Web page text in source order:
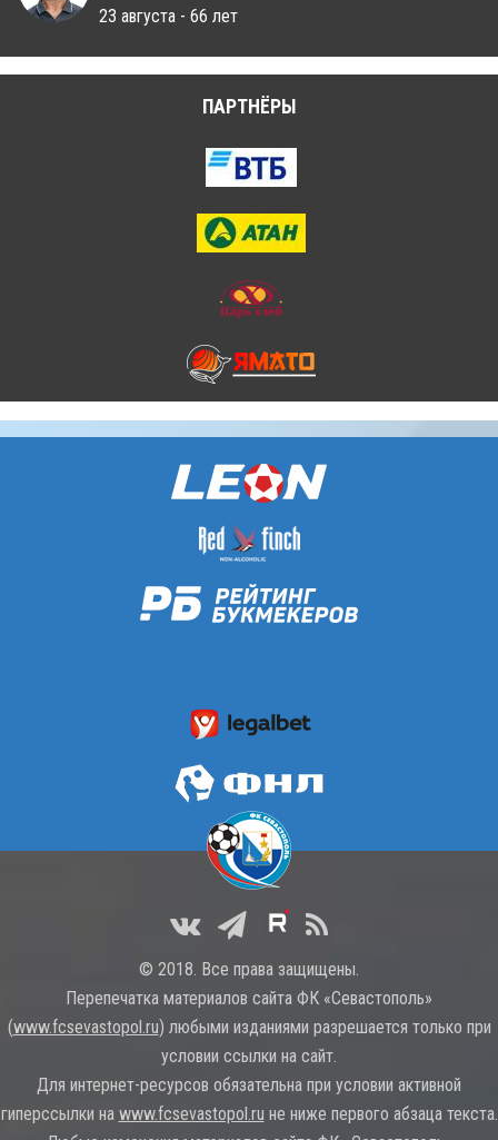
23 августа - 66 лет
ПАРТНЁРЫ
© 2018. Все права защищены.
Перепечатка материалов сайта ФК «Севастополь»
(www.fcsevastopol.ru) любыми изданиями разрешается только при
условии ссылки на сайт.
Для интернет-ресурсов обязательна при условии активной
гиперссылки на www.fcsevastopol.ru не ниже первого абзаца текста.